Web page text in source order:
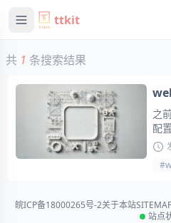
ttkit
共 1 条搜索结果
之
配
s文
js,
配
加
但
#
皖ICP备18000265号-2关于本站
站点